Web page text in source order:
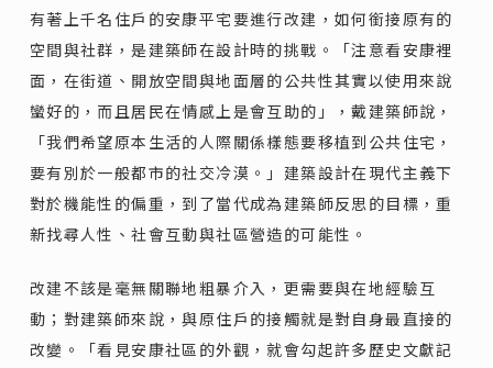
有著上千名住戶的安康平宅要進行改建，如何銜接原有的
空間與社群，是建築師在設計時的挑戰。「注意看安康裡
面，在街道、開放空間與地面層的公共性其實以使用來說
蠻好的，而且居民在情感上是會互助的」，戴建築師說，
「我們希望原本生活的人際關係樣態要移植到公共住宅，
要有別於一般都市的社交冷漠。」建築設計在現代主義下
對於機能性的偏重，到了當代成為建築師反思的目標，重
新找尋人性、社會互動與社區營造的可能性。
改建不該是毫無關聯地粗暴介入，更需要與在地經驗互
動；對建築師來說，與原住戶的接觸就是對自身最直接的
改變。「看見安康社區的外觀，就會勾起許多歷史文獻記